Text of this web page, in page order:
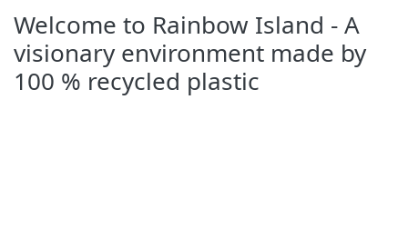
Welcome to Rainbow Island - A
visionary environment made by
100 % recycled plastic